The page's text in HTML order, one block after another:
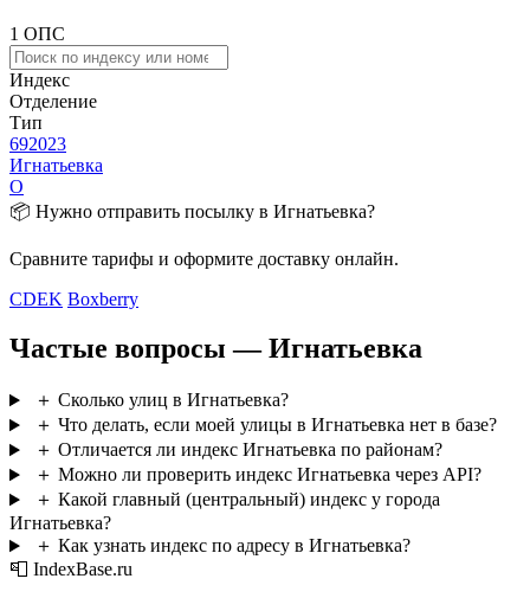
1 ОПС
Индекс
Отделение
Тип
692023
Игнатьевка
О
📦 Нужно отправить посылку в Игнатьевка?
Сравните тарифы и оформите доставку онлайн.
CDEK Boxberry
Частые вопросы — Игнатьевка
＋ Сколько улиц в Игнатьевка?
＋ Что делать, если моей улицы в Игнатьевка нет в базе?
＋ Отличается ли индекс Игнатьевка по районам?
＋ Можно ли проверить индекс Игнатьевка через API?
＋ Какой главный (центральный) индекс у города
Игнатьевка?
＋ Как узнать индекс по адресу в Игнатьевка?
📮 IndexBase.ru